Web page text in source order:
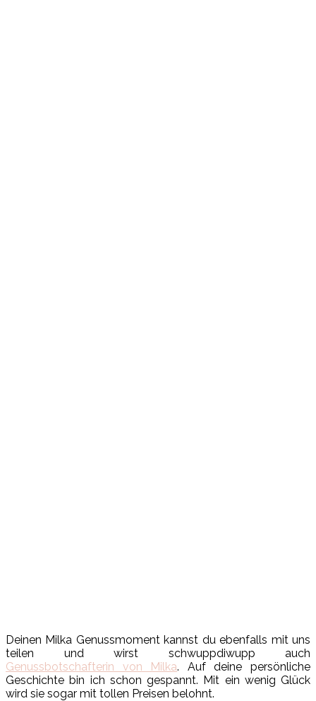
Deinen Milka Genussmoment kannst du ebenfalls mit uns
teilen und wirst schwuppdiwupp auch
Genussbotschafterin von Milka. Auf deine persönliche
Geschichte bin ich schon gespannt. Mit ein wenig Glück
wird sie sogar mit tollen Preisen belohnt.